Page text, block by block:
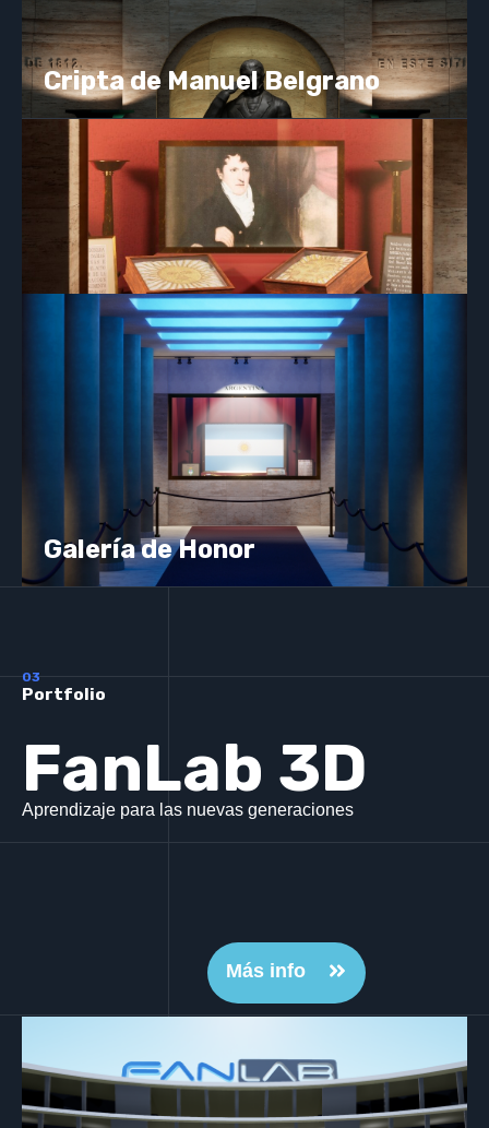
Cripta de Manuel Belgrano
Galería de Honor
03
Portfolio
FanLab 3D
Aprendizaje para las nuevas generaciones
Más info